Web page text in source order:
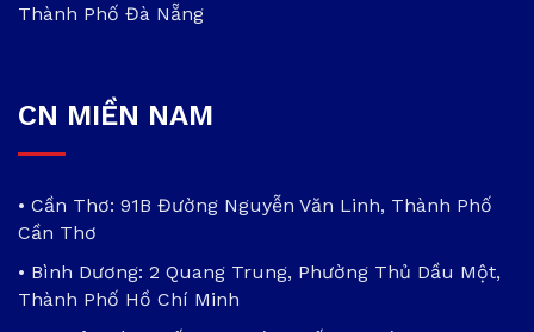
Thành Phố Đà Nẵng
CN MIỀN NAM
• Cần Thơ: 91B Đường Nguyễn Văn Linh, Thành Phố
Cần Thơ
• Bình Dương: 2 Quang Trung, Phường Thủ Dầu Một,
Thành Phố Hồ Chí Minh